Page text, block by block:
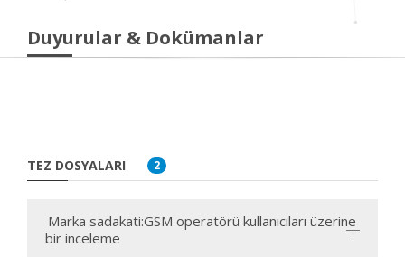
Duyurular & Dokümanlar
TEZ DOSYALARI 2
Marka sadakati:GSM operatörü kullanıcıları üzerine
bir inceleme